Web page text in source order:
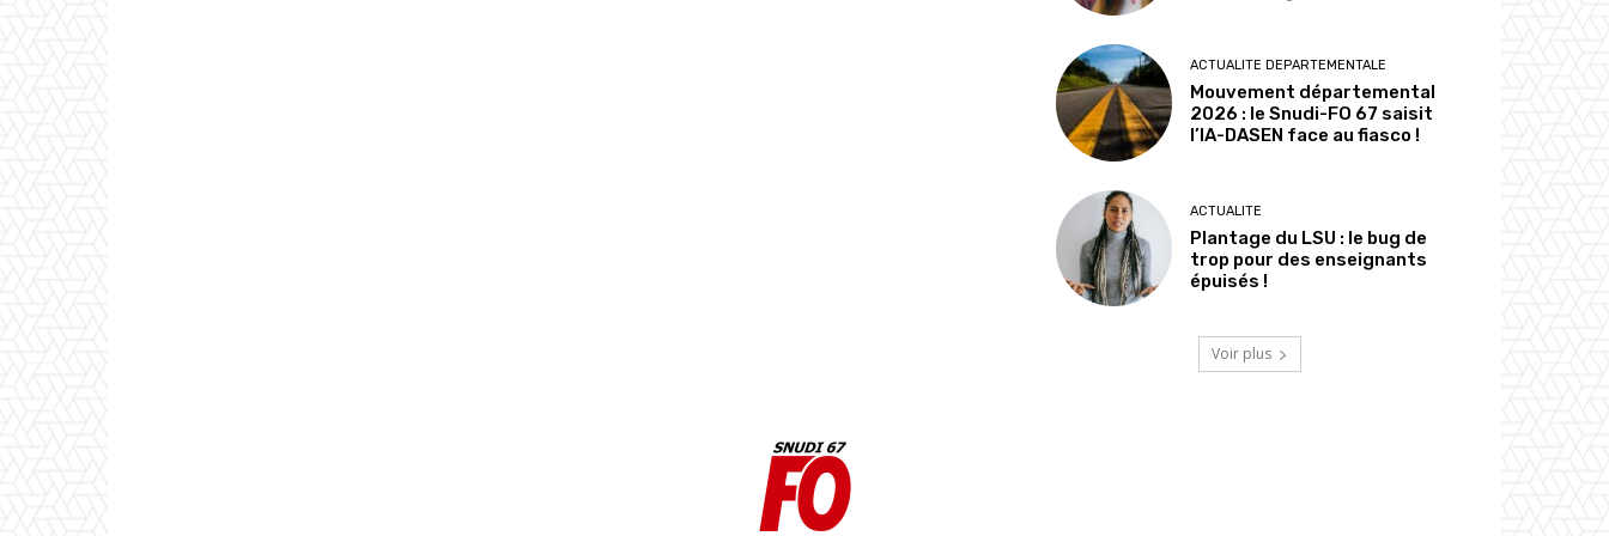
ACTUALITE DEPARTEMENTALE
Mouvement départemental
2026 : le Snudi-FO 67 saisit
l’IA-DASEN face au fiasco !
ACTUALITE
Plantage du LSU : le bug de
trop pour des enseignants
épuisés !
Voir plus